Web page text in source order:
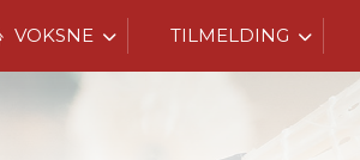
VOKSNE TILMELDING